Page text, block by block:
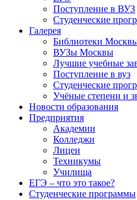
Поступление в ВУЗ
Студенческие
Галерея
Библиотеки
ВУЗы Москвы
Лучшие учебные
Поступление в вуз
Студенческие
Учёные степени и
Новости образования
Предприятия
Академии
Колледжи
Лицеи
Техникумы
Училища
ЕГЭ – что это такое?
Студенческие программы